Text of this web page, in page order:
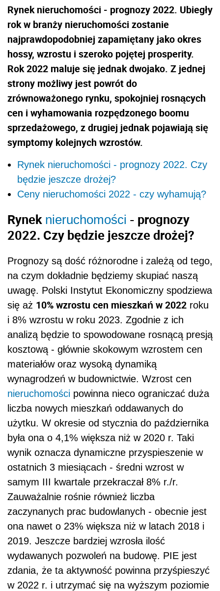
Rynek nieruchomości - prognozy 2022. Ubiegły
rok w branży nieruchomości zostanie
najprawdopodobniej zapamiętany jako okres
hossy, wzrostu i szeroko pojętej prosperity.
Rok 2022 maluje się jednak dwojako. Z jednej
strony możliwy jest powrót do
zrównoważonego rynku, spokojniej rosnących
cen i wyhamowania rozpędzonego boomu
sprzedażowego, z drugiej jednak pojawiają się
symptomy kolejnych wzrostów.
Rynek nieruchomości - prognozy 2022. Czy
będzie jeszcze drożej?
Ceny nieruchomości 2022 - czy wyhamują?
Rynek nieruchomości - prognozy
2022. Czy będzie jeszcze drożej?
Prognozy są dość różnorodne i zależą od tego,
na czym dokładnie będziemy skupiać naszą
uwagę. Polski Instytut Ekonomiczny spodziewa
się aż 10% wzrostu cen mieszkań w 2022 roku
i 8% wzrostu w roku 2023. Zgodnie z ich
analizą będzie to spowodowane rosnącą presją
kosztową - głównie skokowym wzrostem cen
materiałów oraz wysoką dynamiką
wynagrodzeń w budownictwie. Wzrost cen
nieruchomości powinna nieco ograniczać duża
liczba nowych mieszkań oddawanych do
użytku. W okresie od stycznia do października
była ona o 4,1% większa niż w 2020 r. Taki
wynik oznacza dynamiczne przyspieszenie w
ostatnich 3 miesiącach - średni wzrost w
samym III kwartale przekraczał 8% r./r.
Zauważalnie rośnie również liczba
zaczynanych prac budowlanych - obecnie jest
ona nawet o 23% większa niż w latach 2018 i
2019. Jeszcze bardziej wzrosła ilość
wydawanych pozwoleń na budowę. PIE jest
zdania, że ta aktywność powinna przyśpieszyć
w 2022 r. i utrzymać się na wyższym poziomie